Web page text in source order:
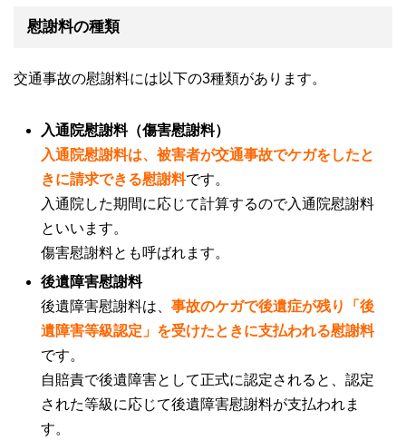
慰謝料の種類
交通事故の慰謝料には以下の3種類があります。
入通院慰謝料（傷害慰謝料）
入通院慰謝料は、被害者が交通事故でケガをしたと
きに請求できる慰謝料です。
入通院した期間に応じて計算するので入通院慰謝料
といいます。
傷害慰謝料とも呼ばれます。
後遺障害慰謝料
後遺障害慰謝料は、 事故のケガで後遺症が残り「後
遺障害等級認定」を受けたときに支払われる慰謝料
です。
自賠責で後遺障害として正式に認定されると、認定
された等級に応じて後遺障害慰謝料が支払われま
す。